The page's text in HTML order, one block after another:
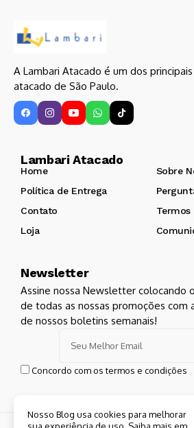
A Lambari Atacado é um dos
atacado de São Paulo.
Lambari Atacado
Home
Sobre
Política de Entrega
Contato
Termos
Loja
Newsletter
Assine nossa Newsletter colocando
de todas as nossas promoções com
de nossos boletins semanais!
Concordo com os termos e condições
Nosso Blog usa cookies para melhorar